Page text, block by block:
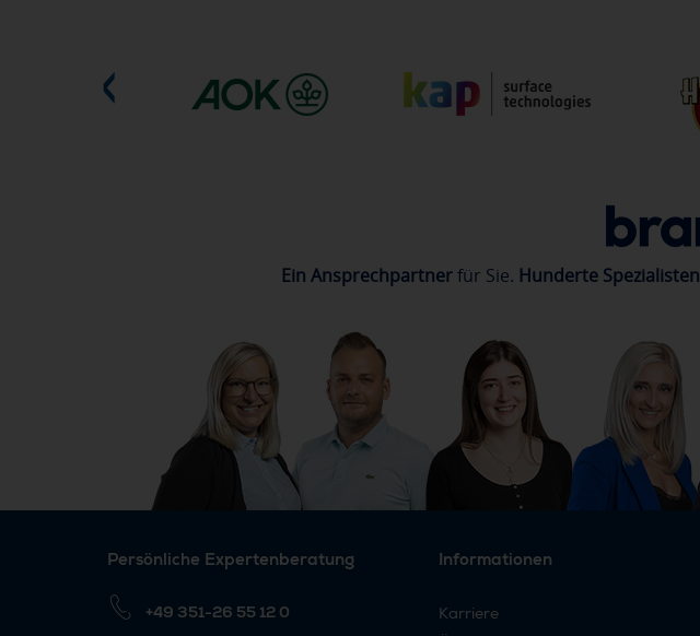
Ein Ansprechpartnerfür Sie. Hunderte Spezialisten
Persönliche Expertenberatung
+49 351-26 55 12 0
Informationen
Karriere